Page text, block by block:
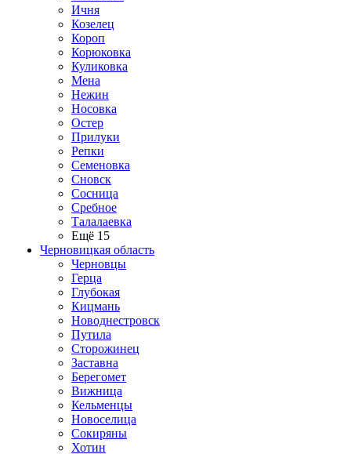
Ичня
Козелец
Короп
Корюковка
Куликовка
Мена
Нежин
Носовка
Остер
Прилуки
Репки
Семеновка
Сновск
Сосница
Сребное
Талалаевка
Ещё 15
Черновицкая область
Черновцы
Герца
Глубокая
Кицмань
Новоднестровск
Путила
Сторожинец
Заставна
Берегомет
Вижница
Кельменцы
Новоселица
Сокиряны
Хотин